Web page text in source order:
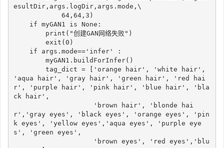
esultDir, args . logDir, args . mode , \
64, 64, 3 )
if myGAN1 is None :
print ( "创建GAN网络失败" )
        exit
( 0 )
if args . mode=='infer'
:
        myGAN1
. buildForInfer( )
        tag_dict
= 'orange hair' , 'white hair' ,
'aqua hair' , 'gray hair' , 'green hair' ,
'red hai
r' , 'purple hair' , 'pink hair' , 'blue hair' ,
'bla
ck hair' ,
'brown hair' ,
'blonde hai
r' , 'gray eyes' , 'black eyes' , 'orange eyes' ,
'pin
k eyes' , 'yellow eyes' , 'aqua eyes' ,
'purple eye
s' , 'green eyes' ,
'brown eyes' , 'red eyes' , 'blu